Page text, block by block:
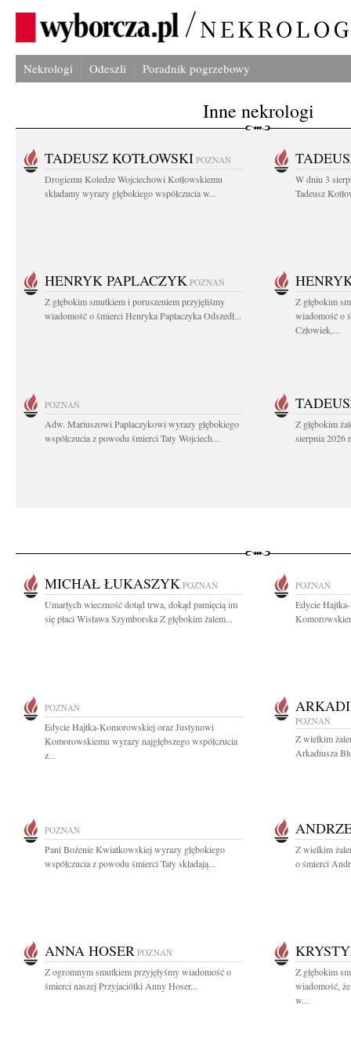
Nekrologi Odeszli Poradnik pogrzebowy
Inne nekrologi
TADEUSZ KOTŁOWSKI POZNAŃ
Drogiemu Koledze Wojciechowi Kotłowskiemu
składamy wyrazy głębokiego współczucia w...
W dniu 3
Tadeusz
HENRYK PAPLACZYK POZNAŃ
Z głębokim smutkiem i poruszeniem przyjęliśmy
wiadomość o śmierci Henryka Paplaczyka Odszedł...
Z głębokim
wiadomość o
Człowiek,...
POZNAŃ
Adw. Mariuszowi Paplaczykowi wyrazy głębokiego
współczucia z powodu śmierci Taty Wojciech...
Z głębokim
sierpnia 2026
MICHAŁ ŁUKASZYK POZNAŃ
Umarłych wieczność dotąd trwa, dokąd pamięcią im
się płaci Wisława Szymborska Z głębokim żalem...
POZNAŃ
Edycie
POZNAŃ
Edycie Hajtka-Komorowskiej oraz Justynowi
Komorowskiemu wyrazy najgłębszego współczucia
z...
POZNAŃ
Z wielkim
Arkadiusza
POZNAŃ
Pani Bożenie Kwiatkowskiej wyrazy głębokiego
współczucia z powodu śmierci Taty składają...
Z wielkim
o śmierci
ANNA HOSER POZNAŃ
Z ogromnym smutkiem przyjęłyśmy wiadomość o
śmierci naszej Przyjaciółki Anny Hoser...
Z głębokim
wiadomość,
w...